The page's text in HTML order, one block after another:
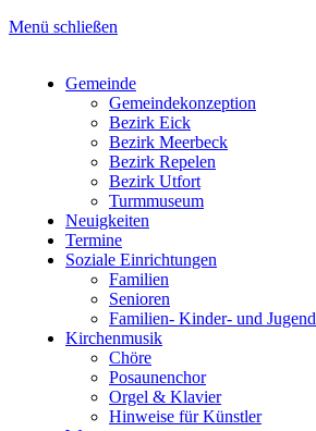
Menü schließen
Hauptnavigation
Gemeinde
Gemeindekonzeption
Bezirk Eick
Bezirk Meerbeck
Bezirk Repelen
Bezirk Utfort
Turmmuseum
Neuigkeiten
Termine
Soziale Einrichtungen
Familien
Senioren
Familien- Kinder- und
Kirchenmusik
Chöre
Posaunenchor
Orgel & Klavier
Hinweise für Künstler